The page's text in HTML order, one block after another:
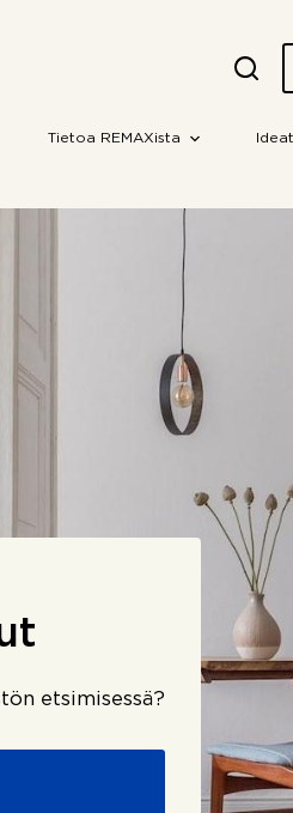
Tietoa REMAXista
etsimisessä?